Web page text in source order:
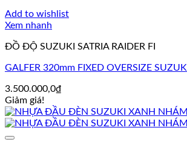
Add to wishlist
Xem nhanh
ĐỒ ĐỘ SUZUKI SATRIA RAIDER FI
GALFER 320mm FIXED OVERSIZE SUZUKI
3.500.000,0₫
Giảm giá!